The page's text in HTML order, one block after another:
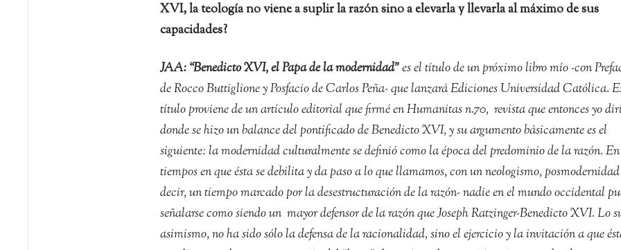
XVI, la teología no viene a suplir la razón sino a elevarla y llevarla al máximo de sus
capacidades?
JAA: “Benedicto XVI, el Papa de la modernidad”es el título de un próximo libro mío -con
de Rocco Buttiglione y Posfacio de Carlos Peña- que lanzará Ediciones Universidad Católica.
título proviene de un artículo editorial que firmé en Humanitas n.70, revista que entonces yo
donde se hizo un balance del pontificado de Benedicto XVI, y su argumento básicamente es el
siguiente: la modernidad culturalmente se definió como la época del predominio de la razón. En
tiempos en que ésta se debilita y da paso a lo que llamamos, con un neologismo, posmodernidad
decir, un tiempo marcado por la desestructuración de la razón- nadie en el mundo occidental
señalarse como siendo un mayor defensor de la razón que Joseph Ratzinger-Benedicto XVI. Lo
asimismo, no ha sido sólo la defensa de la racionalidad, sino el ejercicio y la invitación a que